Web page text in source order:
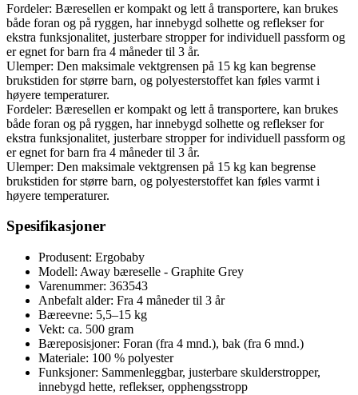
Fordeler: Bæresellen er kompakt og lett å transportere, kan brukes
både foran og på ryggen, har innebygd solhette og reflekser for
ekstra funksjonalitet, justerbare stropper for individuell passform og
er egnet for barn fra 4 måneder til 3 år.
Ulemper: Den maksimale vektgrensen på 15 kg kan begrense
brukstiden for større barn, og polyesterstoffet kan føles varmt i
høyere temperaturer.
Fordeler: Bæresellen er kompakt og lett å transportere, kan brukes
både foran og på ryggen, har innebygd solhette og reflekser for
ekstra funksjonalitet, justerbare stropper for individuell passform og
er egnet for barn fra 4 måneder til 3 år.
Ulemper: Den maksimale vektgrensen på 15 kg kan begrense
brukstiden for større barn, og polyesterstoffet kan føles varmt i
høyere temperaturer.
Spesifikasjoner
Produsent: Ergobaby
Modell: Away bæreselle - Graphite Grey
Varenummer: 363543
Anbefalt alder: Fra 4 måneder til 3 år
Bæreevne: 5,5–15 kg
Vekt: ca. 500 gram
Bæreposisjoner: Foran (fra 4 mnd.), bak (fra 6 mnd.)
Materiale: 100 % polyester
Funksjoner: Sammenleggbar, justerbare skulderstropper,
innebygd hette, reflekser, opphengsstropp